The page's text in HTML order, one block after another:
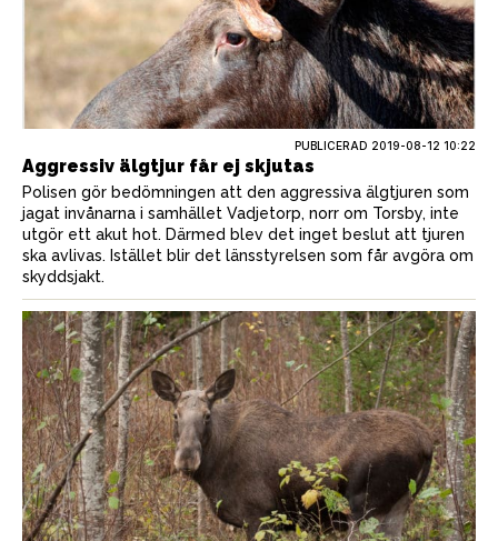
PUBLICERAD 2019-08-12 10:22
Aggressiv älgtjur får ej skjutas
Polisen gör bedömningen att den aggressiva älgtjuren som
jagat invånarna i samhället Vadjetorp, norr om Torsby, inte
utgör ett akut hot. Därmed blev det inget beslut att tjuren
ska avlivas. Istället blir det länsstyrelsen som får avgöra om
skyddsjakt.